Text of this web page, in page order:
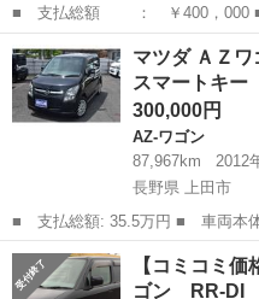
■ 支払総額 ： ￥400，000 ■
名 ： マツダ ■ 車種名 ：
： カスタムスタイル XS
新潟 新潟市 豊栄駅
マツダ ＡＺ
スマートキ
300,000円
AZ-ワゴン
87,967km
2012
長野県 上田市
■ 支払総額: 35.5万円 ■ 車両本体価格： 300,000 円 ■ メーカー
名： マツダ ■ 車種名： ＡＺ
テッド ４ＷＤ スマートキー
ＵＳＢ オー...
長野 上田市 AZ-ワゴン
【コミコミ
ゴン RR-DI